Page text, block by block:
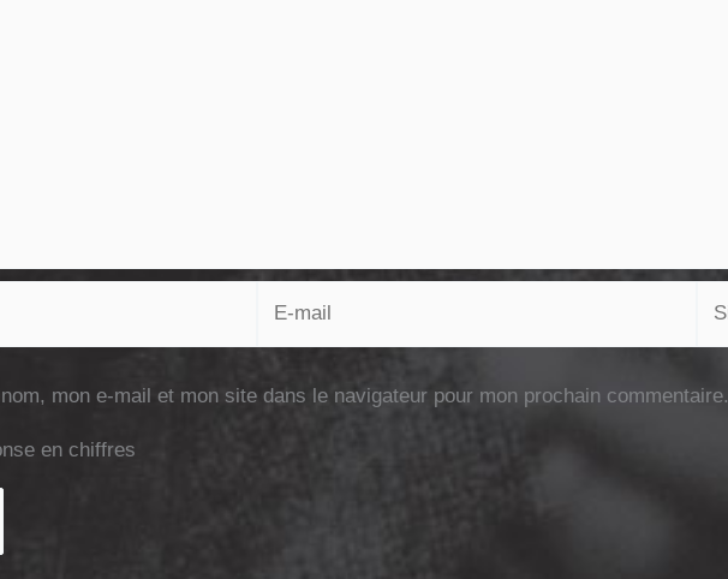
mon e-mail et mon site dans le navigateur pour mon prochain commentaire.
en chiffres